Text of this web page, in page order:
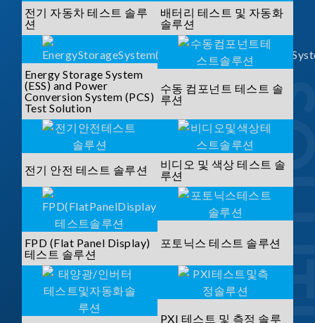
전기 자동차 테스트 솔루
션
배터리 테스트 및 자동화
솔루션
Energy Storage System
(ESS) and Power
Conversion System (PCS)
Test Solution
수동 컴포넌트 테스트 솔
루션
전기 안전 테스트 솔루션
비디오 및 색상 테스트 솔
루션
FPD (Flat Panel Display)
테스트 솔루션
포토닉스 테스트 솔루션
PXI 테스트 및 측정 솔루